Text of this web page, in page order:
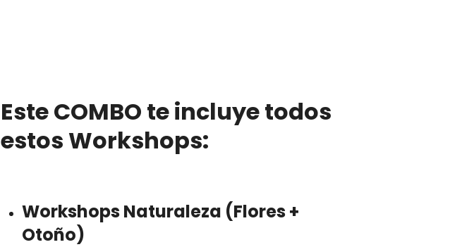
Este COMBO te incluye todos
estos Workshops:
Workshops Naturaleza (Flores +
Otoño)